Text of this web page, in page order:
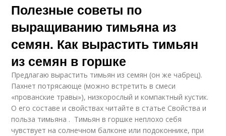
Полезные советы по
выращиванию тимьяна из
семян. Как вырастить тимьян
из семян в горшке
Предлагаю вырастить тимьян из семян (он же чабрец).
Пахнет потрясающе (можно встретить в смеси
«прованские травы»), низкорослый и компактный кустик.
О его составе и свойствах читайте в статье Свойства и
польза тимьяна . Тимьян в горшке неплохо себя
чувствует на солнечном балконе или подоконнике, при